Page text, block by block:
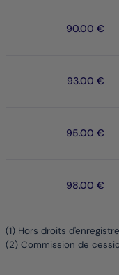
90.00 €
93.00 €
95.00 €
98.00 €
(1) Hors droits
(2) Commission de